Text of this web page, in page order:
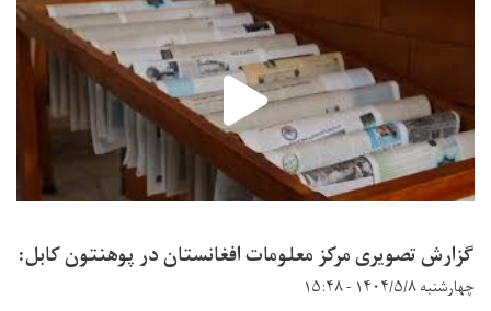
گزارش تصویری مرکز معلومات افغانستان در پوهنتون کابل:
چهارشنبه ۱۴۰۴/۵/۸ - ۱۵:۴۸